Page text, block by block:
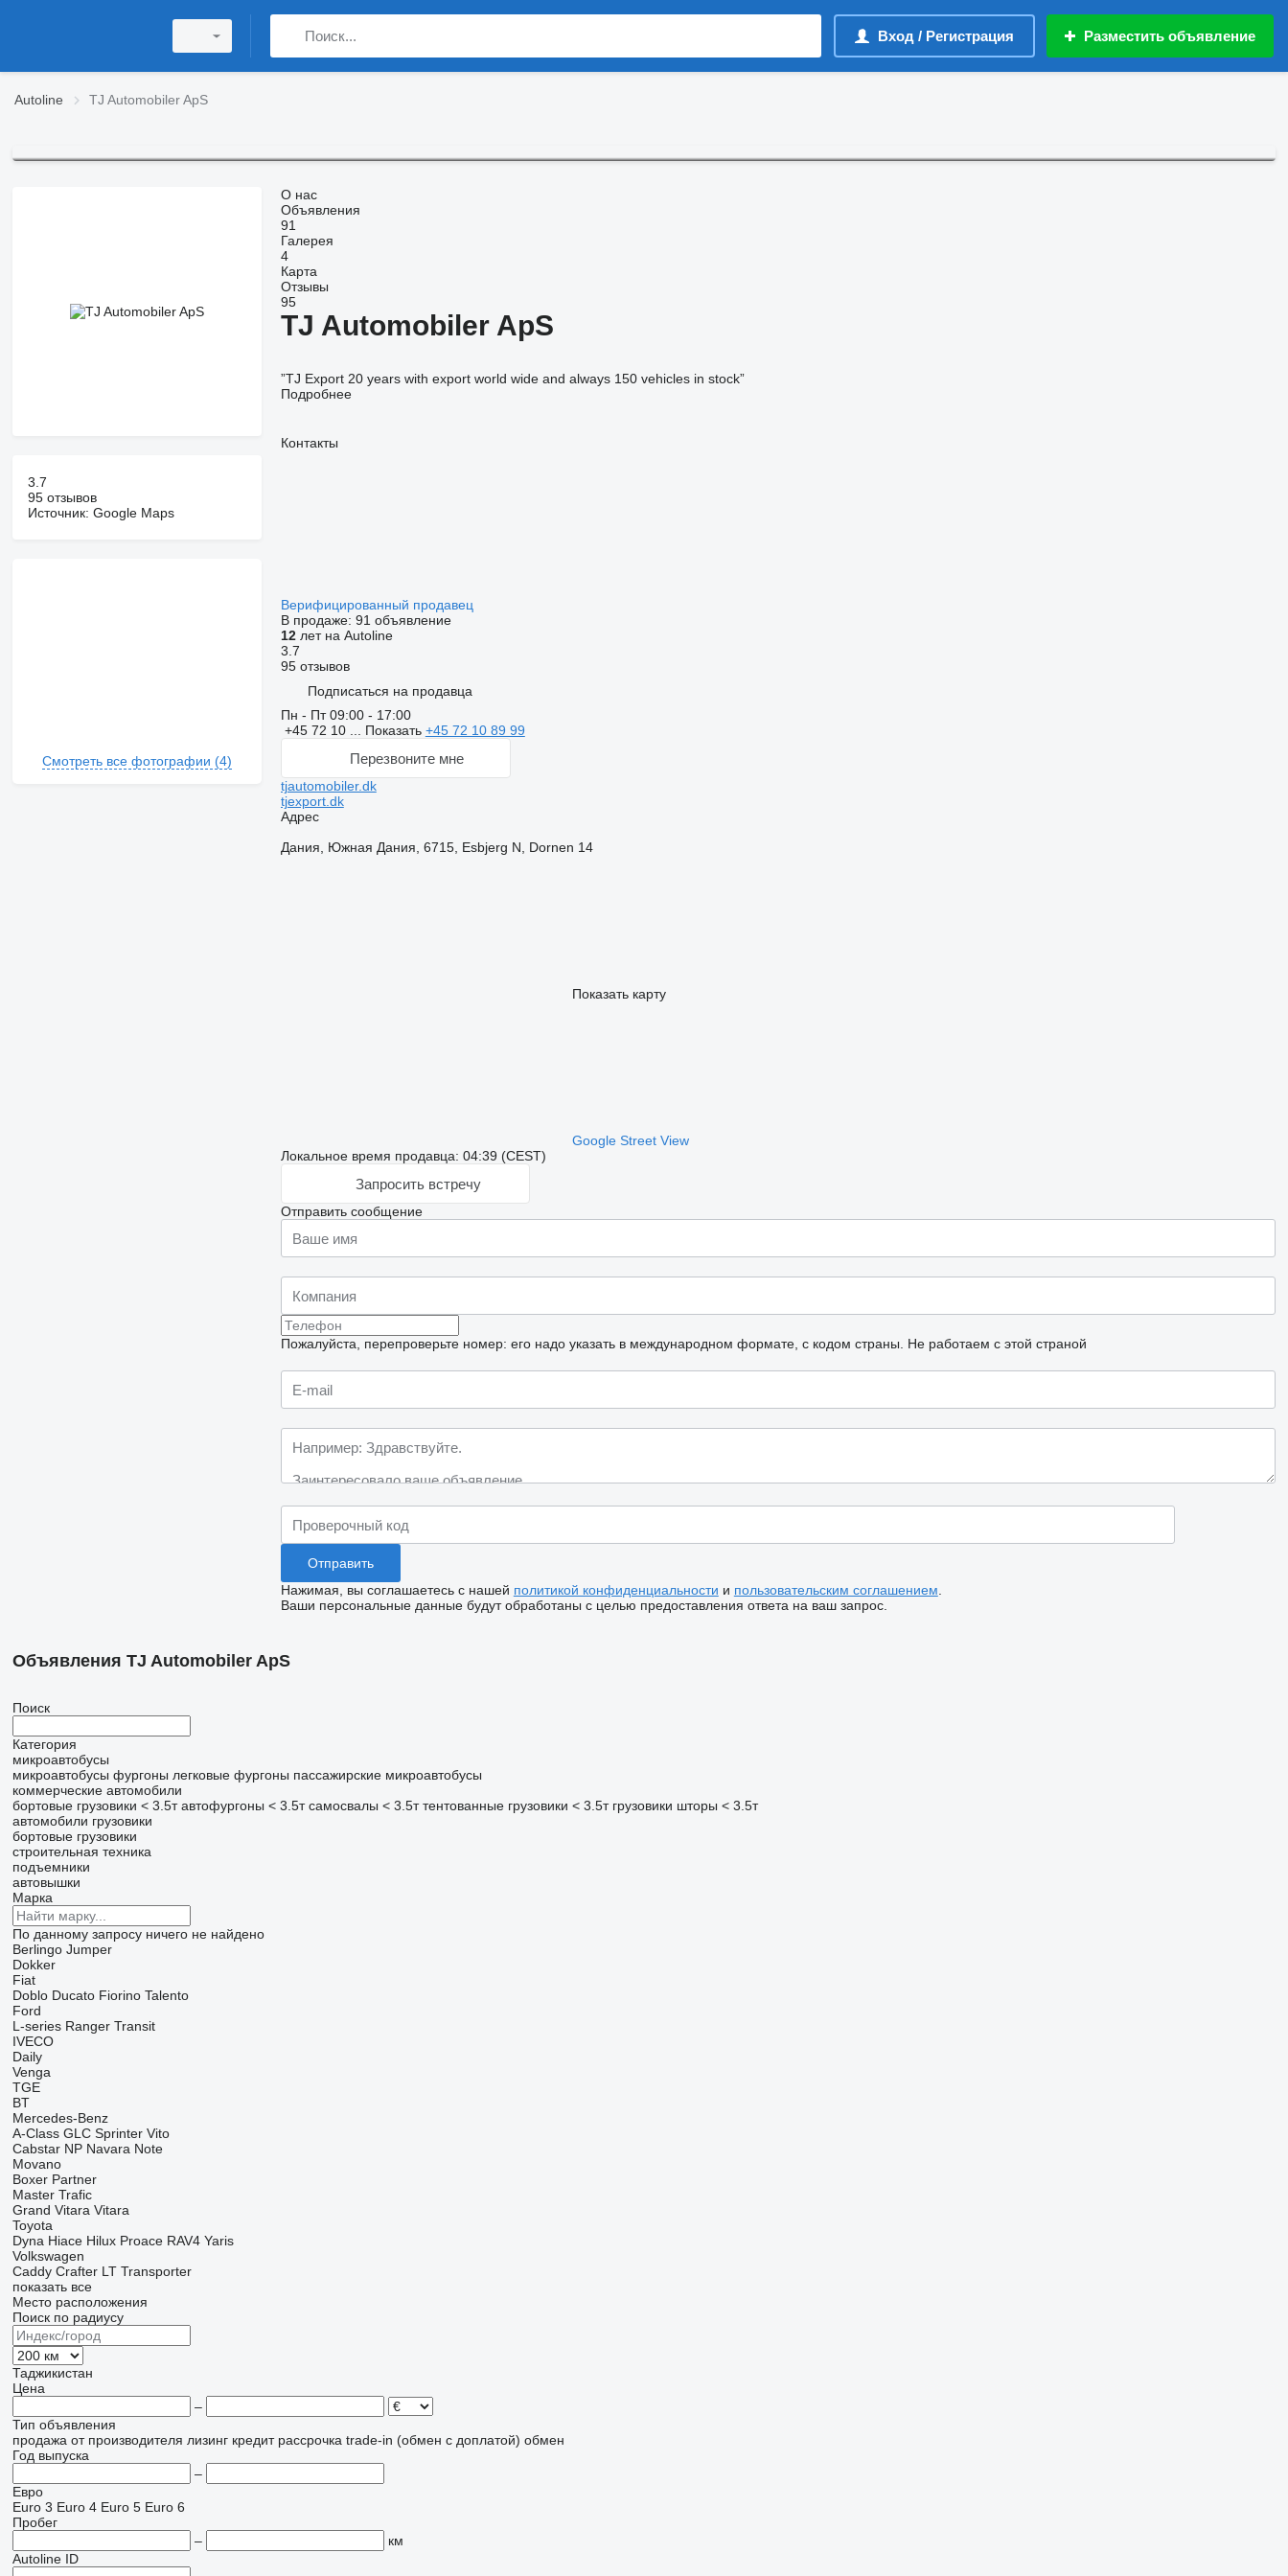
Вход / Регистрация Разместить объявление
Autoline TJ Automobiler ApS
3.7
95 отзывов
Источник: Google Maps
Смотреть все фотографии (4)
О нас
Объявления
91
Галерея
4
Карта
Отзывы
95
TJ Automobiler ApS
”TJ Export 20 years with export world wide and always 150 vehicles in stock”
Подробнее
Контакты
Верифицированный продавец
В продаже: 91 объявление
12лет на Autoline
3.7
95 отзывов
Подписаться на продавца
Пн - Пт09:00 - 17:00
+45 72 10 ... Показать +45 72 10 89 99
Перезвоните мне
tjautomobiler.dk
tjexport.dk
Адрес
Дания, Южная Дания, 6715, Esbjerg N, Dornen 14
Показать карту
Google Street View
Локальное время продавца: 04:39 (CEST)
Запросить встречу
Отправить сообщение
Пожалуйста, перепроверьте номер: его надо указать в международном формате, с кодом страны. Не работаем с этой страной
Нажимая, вы соглашаетесь с нашей политикой конфиденциальности и пользовательским соглашением
Ваши персональные данные будут обработаны с целью предоставления ответа на ваш запрос.
Объявления TJ Automobiler ApS
Поиск
Категория
микроавтобусы
микроавтобусы фургоны легковые фургоны пассажирские микроавтобусы
коммерческие автомобили
бортовые грузовики < 3.5т автофургоны < 3.5т самосвалы < 3.5т тентованные грузовики < 3.5т грузовики шторы < 3.5т
автомобили грузовики
бортовые грузовики
строительная техника
подъемники
автовышки
Марка
По данному запросу ничего не найдено
Berlingo Jumper
Dokker
Fiat
Doblo Ducato Fiorino Talento
Ford
L-series Ranger Transit
IVECO
Daily
Venga
TGE
BT
Mercedes-Benz
A-Class GLC Sprinter Vito
Cabstar NP Navara Note
Movano
Boxer Partner
Master Trafic
Grand Vitara Vitara
Toyota
Dyna Hiace Hilux Proace RAV4 Yaris
Volkswagen
Caddy Crafter LT Transporter
показать все
Место расположения
Поиск по радиусу
Таджикистан
Цена
–
Тип объявления
продажа от производителя лизинг кредит рассрочка trade-in (обмен с доплатой) обмен
Год выпуска
–
Евро
Euro 3 Euro 4 Euro 5 Euro 6
Пробег
–
км
Autoline ID